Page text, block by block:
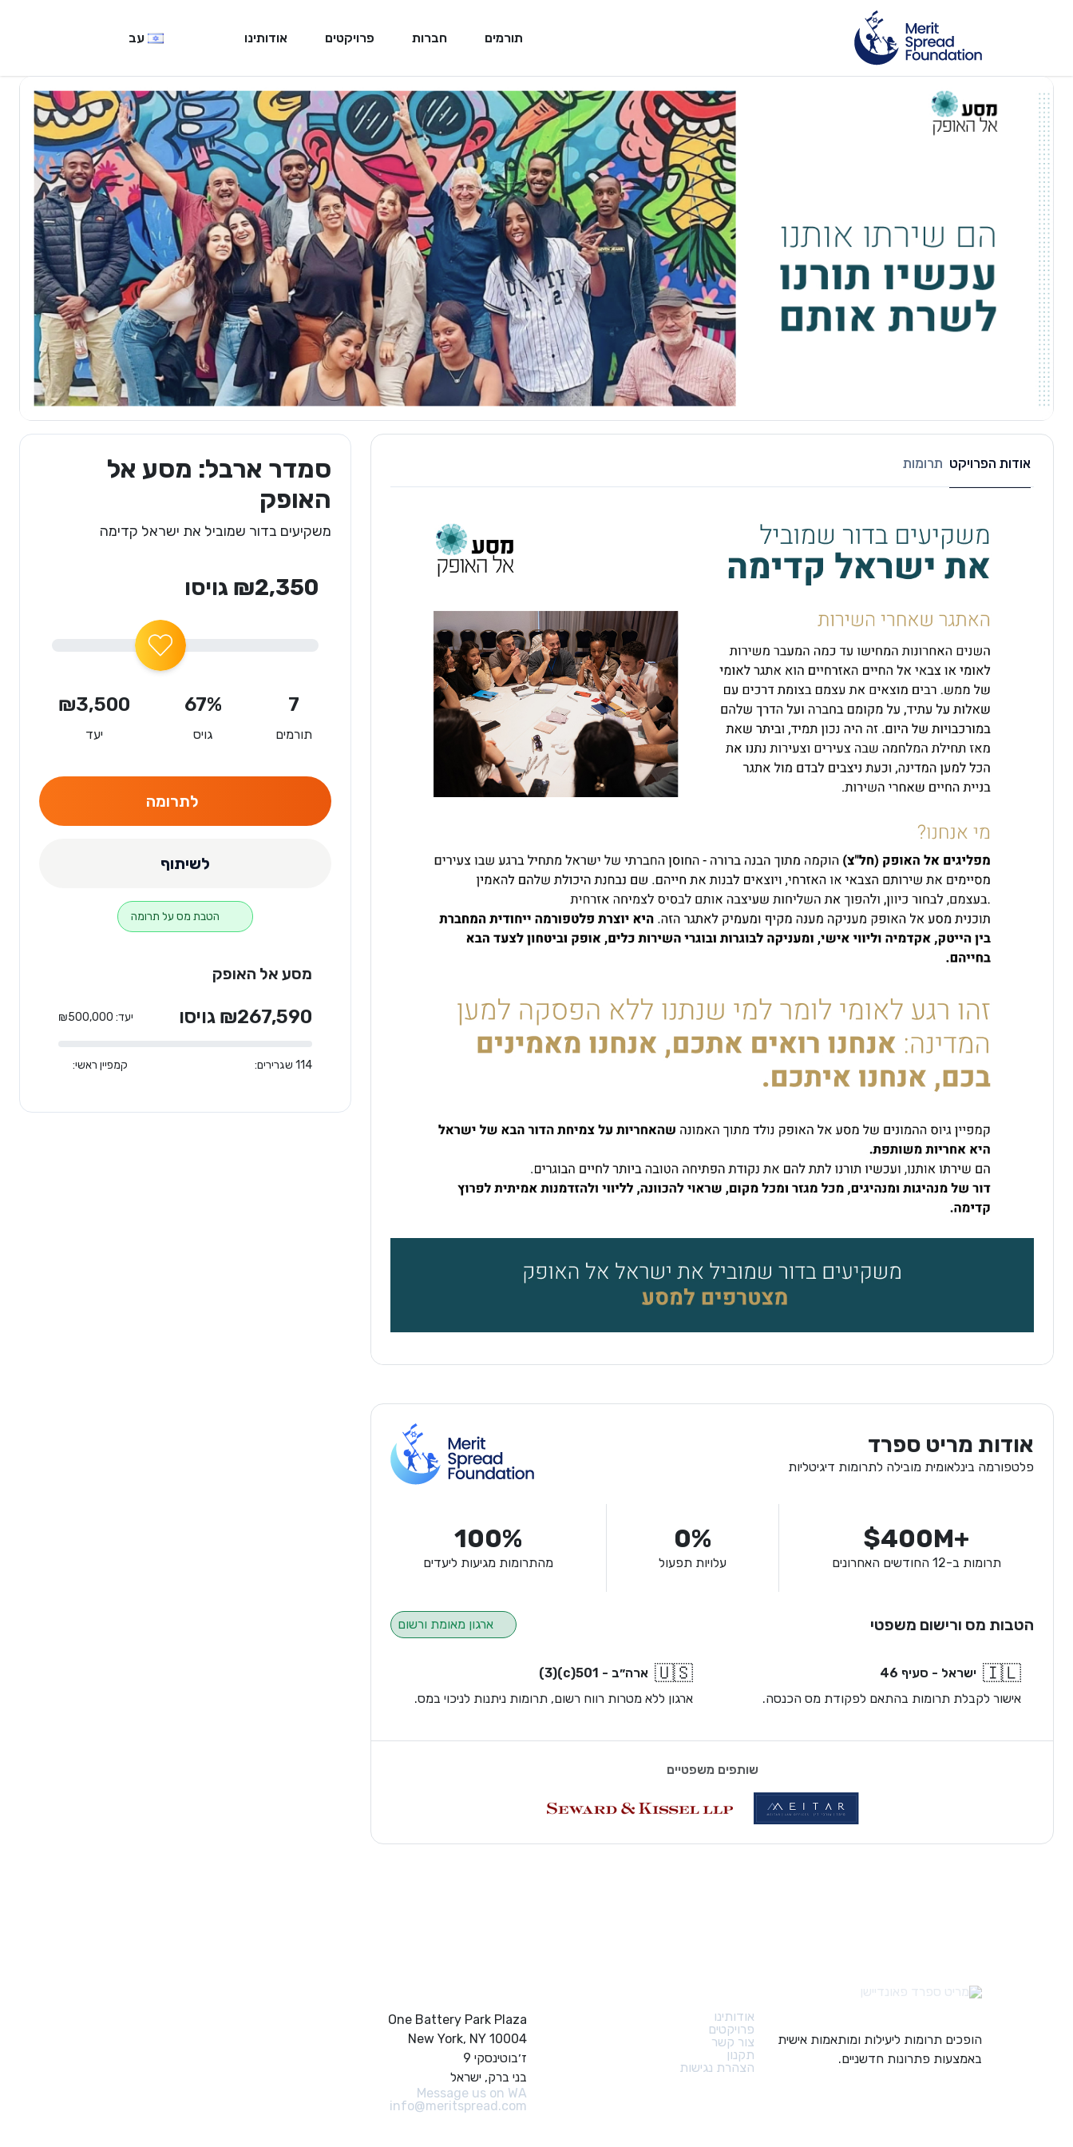
תורמים חברות פרויקטים אודותינו עב
סמדר ארבל: מסע אל
האופק
משקיעים בדור שמוביל את ישראל קדימה
₪2,350 גויסו
7
תורמים
67%
גויס
₪3,500
יעד
לתרומה
לשיתוף
הטבת מס על תרומה
מסע אל האופק
₪267,590 גויסו יעד: ₪500,000
114 שגרירים: קמפיין ראשי:
אודות הפרויקט תרומות
אודות מריט ספרד
פלטפורמה בינלאומית מובילה לתרומות דיגיטליות
$400M+
תרומות ב-12 החודשים האחרונים
0%
עלויות תפעול
100%
מהתרומות מגיעות ליעדים
הטבות מס ורישום משפטי ארגון מאומת ורשום
🇮🇱 ישראל - סעיף 46
אישור לקבלת תרומות בהתאם לפקודת מס הכנסה.
🇺🇸 ארה״ב - 501(c)(3)
ארגון ללא מטרות רווח רשום, תרומות ניתנות לניכוי במס.
שותפים משפטיים
הופכים תרומות ליעילות ומותאמות אישית
באמצעות פתרונות חדשניים.
אודותינו
פרויקטים
צור קשר
תקנון
הצהרת נגישות
One Battery Park Plaza
New York, NY 10004
ז׳בוטינסקי 9
בני ברק, ישראל
Message us on WA
info@meritspread.com